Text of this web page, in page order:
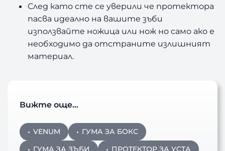
След като сте се уверили че протектора
пасва идеално на вашите зъби
използвайте ножица или нож но само ако е
необходимо да отстраните излишният
материал.
Вижте още…
VENUM
ГУМА ЗА БОКС
ГУМА ЗА ЗЪБИ
ПРОТЕКТОР ЗА УСТА